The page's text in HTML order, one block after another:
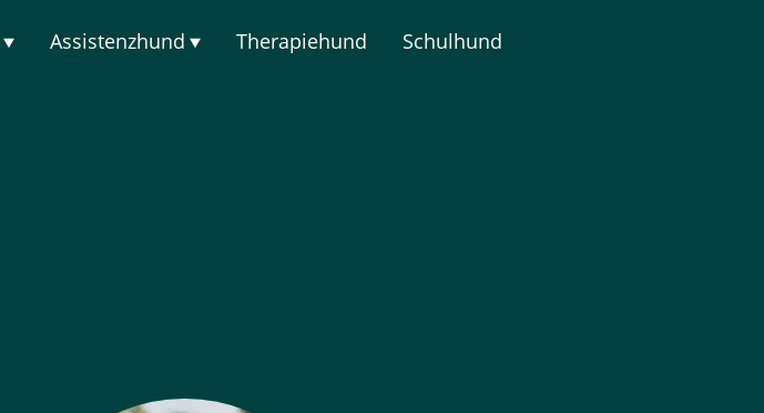
Assistenzhund Therapiehund Schulhund